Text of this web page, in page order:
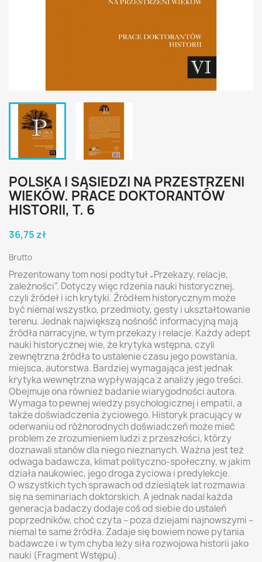
POLSKA I SĄSIEDZI NA PRZESTRZENI
WIEKÓW. PRACE DOKTORANTÓW
HISTORII, T. 6
36,75 zł
Brutto
Prezentowany tom nosi podtytuł „Przekazy, relacje,
zależności”. Dotyczy więc rdzenia nauki historycznej,
czyli źródeł i ich krytyki. Źródłem historycznym może
być niemal wszystko, przedmioty, gesty i ukształtowanie
terenu. Jednak największą nośność informacyjną mają
źródła narracyjne, w tym przekazy i relacje. Każdy adept
nauki historycznej wie, że krytyka wstępna, czyli
zewnętrzna źródła to ustalenie czasu jego powstania,
miejsca, autorstwa. Bardziej wymagająca jest jednak
krytyka wewnętrzna wypływająca z analizy jego treści.
Obejmuje ona również badanie wiarygodności autora.
Wymaga to pewnej wiedzy psychologicznej i empatii, a
także doświadczenia życiowego. Historyk pracujący w
oderwaniu od różnorodnych doświadczeń może mieć
problem ze zrozumieniem ludzi z przeszłości, którzy
doznawali stanów dla niego nieznanych. Ważna jest też
odwaga badawcza, klimat polityczno-społeczny, w jakim
działa naukowiec, jego droga życiowa i predylekcje.
O wszystkich tych sprawach od dziesiątek lat rozmawia
się na seminariach doktorskich. A jednak nadal każda
generacja badaczy dodaje coś od siebie do ustaleń
poprzedników, choć czyta – poza dziejami najnowszymi –
niemal te same źródła. Zadaje się bowiem nowe pytania
badawcze i w tym chyba leży siła rozwojowa historii jako
nauki (Fragment Wstępu).